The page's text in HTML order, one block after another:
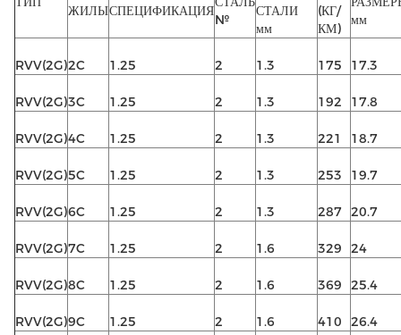
ЖИЛЫСПЕЦИФИКАЦИЯ
№
СТАЛИ
мм
(КГ/
КМ)
мм
RVV(2G)2C 1.25 2 1.3 175 17.3
RVV(2G)3C 1.25 2 1.3 192 17.8
RVV(2G)4C 1.25 2 1.3 221 18.7
RVV(2G)5C 1.25 2 1.3 253 19.7
RVV(2G)6C 1.25 2 1.3 287 20.7
RVV(2G)7C 1.25 2 1.6 329 24
RVV(2G)8C 1.25 2 1.6 369 25.4
RVV(2G)9C 1.25 2 1.6 410 26.4